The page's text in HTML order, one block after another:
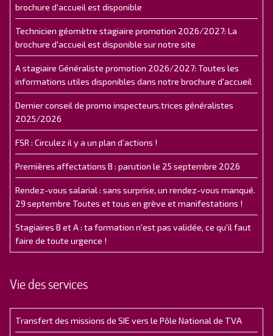
brochure d'accueil est disponible
Technicien géomètre stagiaire promotion 2026/2027: La
brochure d'accueil est disponible sur notre site
A stagiaire Généraliste promotion 2026/2027: Toutes les
informations utiles disponibles dans notre brochure d'accueil
Dernier conseil de promo inspecteurs.trices généralistes
2025/2026
FSR : Circulez il y a un plan d’actions !
Premières affectations B : parution le 25 septembre 2026
Rendez-vous salarial : sans surprise, un rendez-vous manqué.
29 septembre Toutes et tous en grève et manifestations !
Stagiaires B et A : ta formation n'est pas validée, ce qu'il faut
faire de toute urgence !
Vie des services
Transfert des missions de SIE vers le Pôle National de TVA